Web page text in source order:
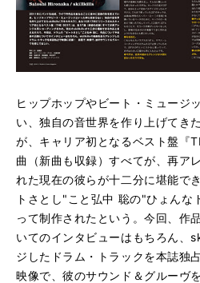
ヒップホップやビート・ミュージ
い、独自の音世界を作り上げてき
が、キャリア初となるベスト盤『
曲（新曲も収録）すべてが、再ア
れた現在の彼らが十二分に堪能で
トさとし"こと弘中 聡の"ひょんな
って制作されたという。今回、作
いてのインタビューはもちろん、
ジしたドラム・トラックを本誌独
映像で、彼のサウンド＆グルーヴ